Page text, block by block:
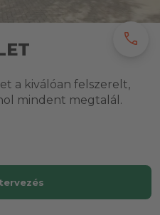
call
a kiválóan felszerelt,
mindent megtalál.